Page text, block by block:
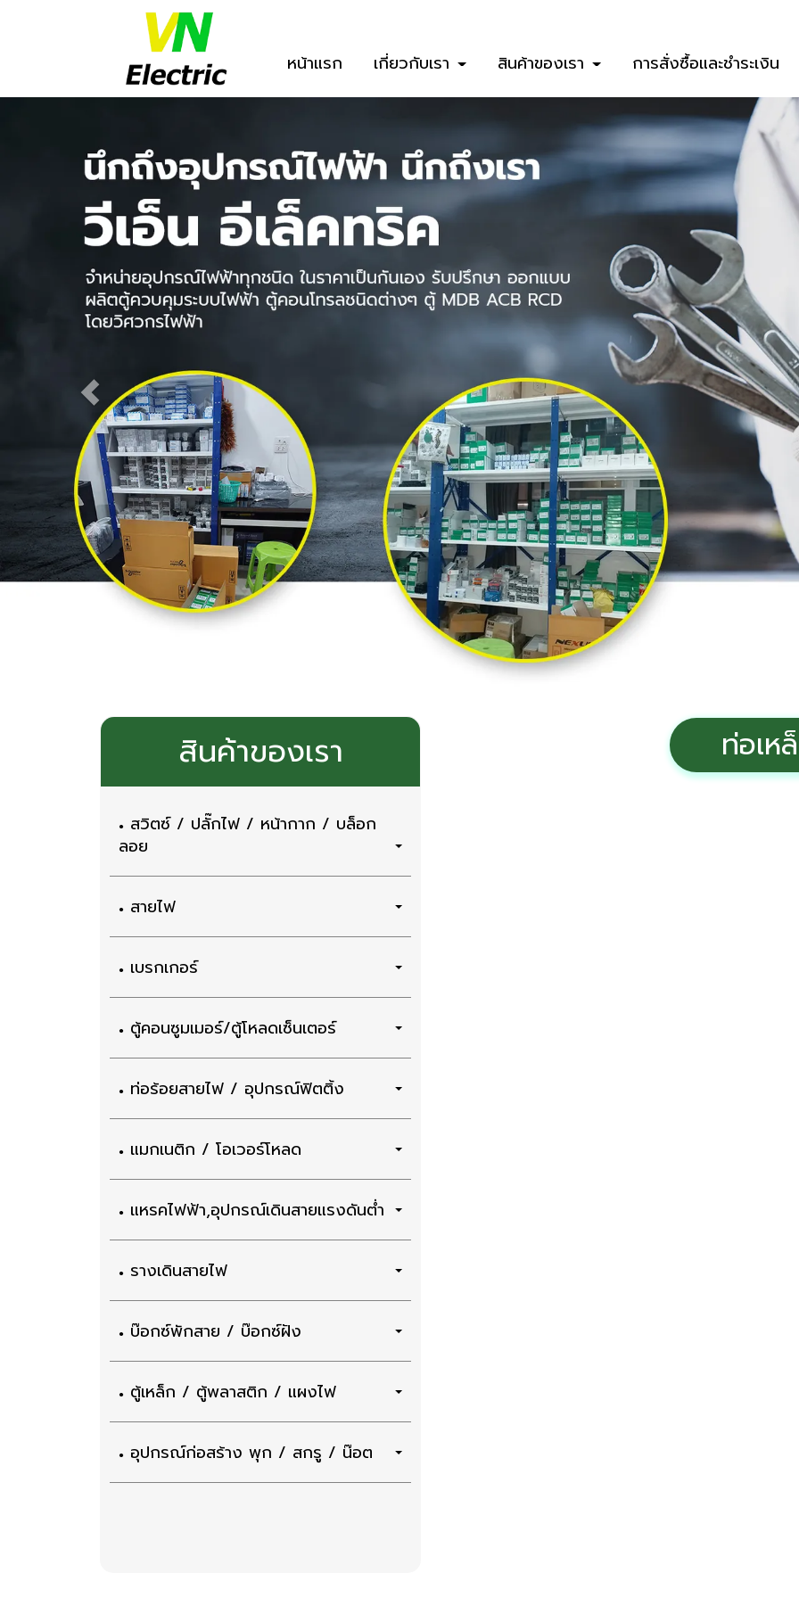
หน้าแรก เกี่ยวกับเรา สินค้าของเรา การสั่งซื้อและชำระเงิน
สินค้าของเรา
สวิตซ์ / ปลั๊กไฟ / หน้ากาก / บล็อก
ลอย
สายไฟ
เบรกเกอร์
ตู้คอนซูมเมอร์/ตู้โหลดเซ็นเตอร์
ท่อร้อยสายไฟ / อุปกรณ์ฟิตติ้ง
แมกเนติก / โอเวอร์โหลด
แหรคไฟฟ้า,อุปกรณ์เดินสายแรงดันต่ำ
รางเดินสายไฟ
บ๊อกซ์พักสาย / บ๊อกซ์ฝัง
ตู้เหล็ก / ตู้พลาสติก / แผงไฟ
อุปกรณ์ก่อสร้าง พุก / สกรู / น๊อต
ท่อเห